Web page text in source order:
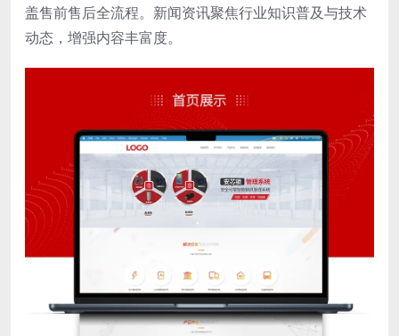
盖售前售后全流程。新闻资讯聚焦行业知识普及与技术
动态，增强内容丰富度。